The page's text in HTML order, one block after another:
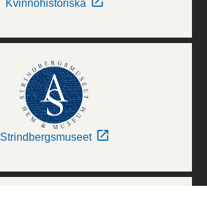
Kvinnohistoriska
Strindbergsmuseet